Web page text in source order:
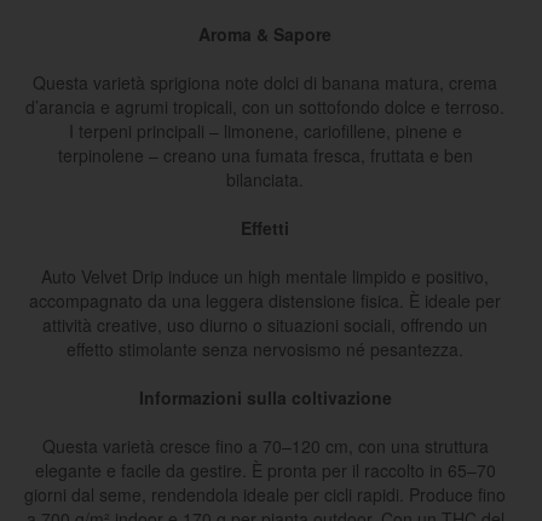
Aroma & Sapore
Questa varietà sprigiona note dolci di banana matura, crema
d’arancia e agrumi tropicali, con un sottofondo dolce e terroso.
I terpeni principali – limonene, cariofillene, pinene e
terpinolene – creano una fumata fresca, fruttata e ben
bilanciata.
Effetti
Auto Velvet Drip induce un high mentale limpido e positivo,
accompagnato da una leggera distensione fisica. È ideale per
attività creative, uso diurno o situazioni sociali, offrendo un
effetto stimolante senza nervosismo né pesantezza.
Informazioni sulla coltivazione
Questa varietà cresce fino a 70–120 cm, con una struttura
elegante e facile da gestire. È pronta per il raccolto in 65–70
giorni dal seme, rendendola ideale per cicli rapidi. Produce fino